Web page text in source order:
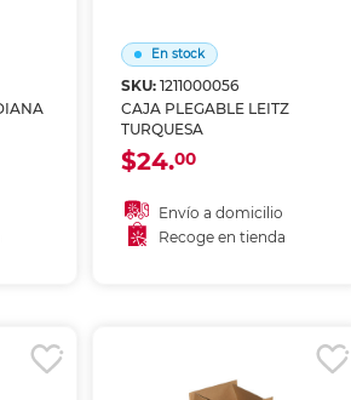
En stock
SKU: 1211000056
CAJA PLEGABLE LEITZ
TURQUESA
$24.00
Envío a domicilio
Recoge en tienda